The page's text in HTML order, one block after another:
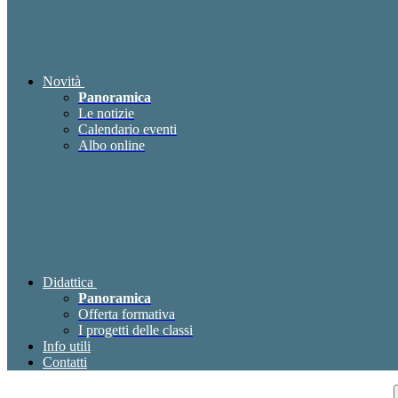
Novità
Panoramica
Le notizie
Calendario eventi
Albo online
Didattica
Panoramica
Offerta formativa
I progetti delle classi
Info utili
Contatti